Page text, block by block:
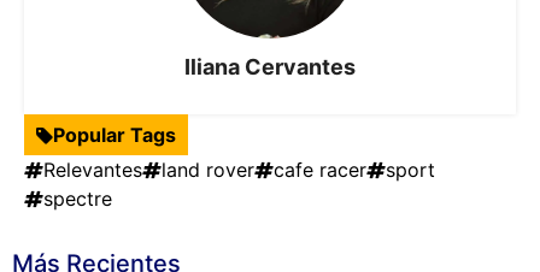
Iliana Cervantes
Popular Tags
Relevantes
land rover cafe racer
sport
spectre
Más Recientes